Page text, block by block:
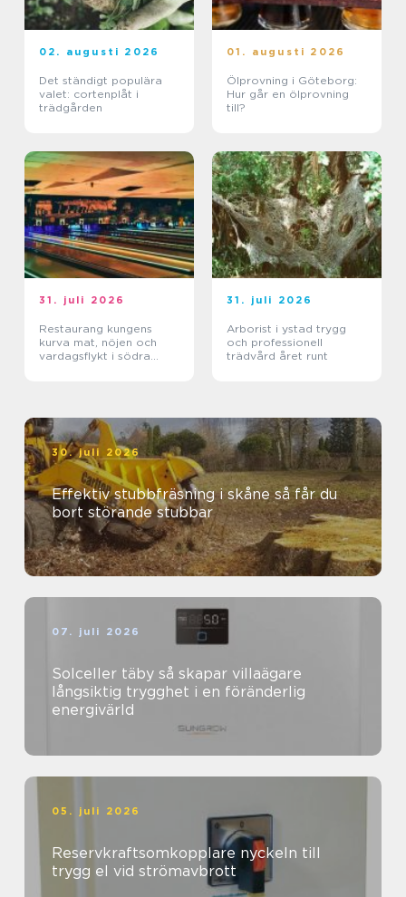
02. augusti 2026
Det ständigt populära
valet: cortenplåt i
trädgården
01. augusti 2026
Ölprovning i Göteborg:
Hur går en ölprovning
till?
31. juli 2026
Restaurang kungens
kurva mat, nöjen och
vardagsflykt i södra
31. juli 2026
Arborist i ystad trygg
och professionell
trädvård året runt
30. juli 2026
Effektiv stubbfräsning i skåne så får du
bort störande stubbar
07. juli 2026
Solceller täby så skapar villaägare
långsiktig trygghet i en föränderlig
energivärld
05. juli 2026
Reservkraftsomkopplare nyckeln till
trygg el vid strömavbrott